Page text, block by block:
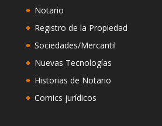
Notario
Registro de la Propiedad
Sociedades/Mercantil
Nuevas Tecnologías
Historias de Notario
Comics jurídicos